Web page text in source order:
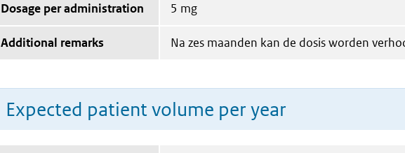
Dosage per administration 5 mg
Additional remarks Na zes maanden kan de dosis worden
Expected patient volume per year